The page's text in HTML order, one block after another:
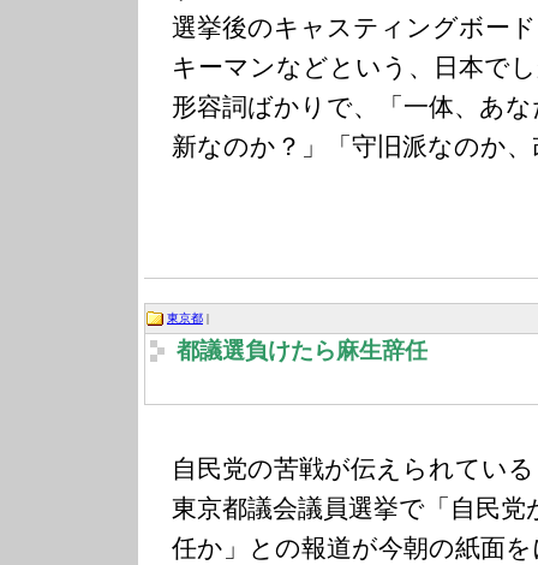
選挙後のキャスティングボー
キーマンなどという、日本で
形容詞ばかりで、「一体、あ
新なのか？」「守旧派なのか
東京都 |
都議選負けたら麻生辞任
自民党の苦戦が伝えられてい
東京都議会議員選挙で「自民
任か」との報道が今朝の紙面